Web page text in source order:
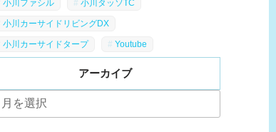
小川ファシル 小川タッソTC
小川カーサイドリビングDX
小川カーサイドタープ Youtube
アーカイブ